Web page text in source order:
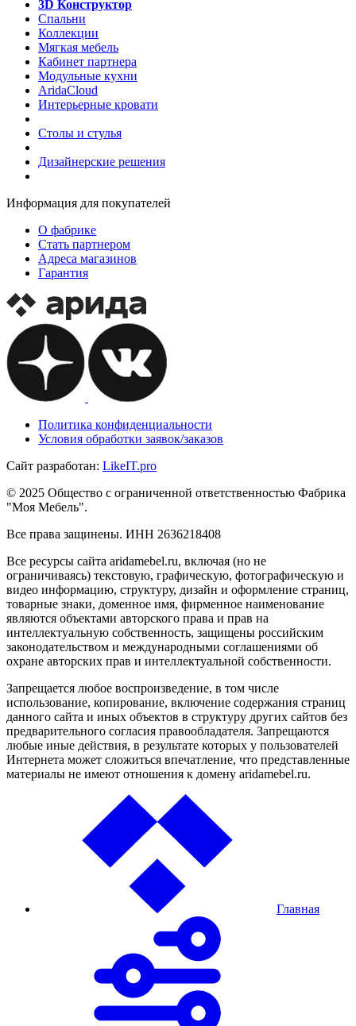
3D Конструктор
Спальни
Коллекции
Мягкая мебель
Кабинет партнера
Модульные кухни
AridaCloud
Интерьерные кровати
Столы и стулья
Дизайнерские решения
Информация для покупателей
О фабрике
Стать партнером
Адреса магазинов
Гарантия
Политика конфиденциальности
Условия обработки заявок/заказов
Сайт разработан: LikeIT.pro
© 2025 Общество с ограниченной ответственностью Фабрика
"Моя Мебель".
Все права защинены. ИНН 2636218408
Все ресурсы сайта aridamebel.ru, включая (но не
ограничиваясь) текстовую, графическую, фотографическую и
видео информацию, структуру, дизайн и оформление страниц,
товарные знаки, доменное имя, фирменное наименование
являются объектами авторского права и прав на
интеллектуальную собственность, защищены российским
законодательством и международными соглашениями об
охране авторских прав и интеллектуальной собственности.
Запрещается любое воспроизведение, в том числе
использование, копирование, включение содержания страниц
данного сайта и иных объектов в структуру других сайтов без
предварительного согласия правообладателя. Запрещаются
любые иные действия, в результате которых у пользователей
Интернета может сложиться впечатление, что представленные
материалы не имеют отношения к домену aridamebel.ru.
Главная